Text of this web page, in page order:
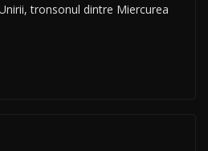
tronsonul dintre Miercurea